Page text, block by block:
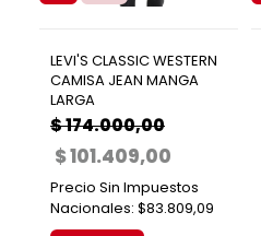
LEVI'S CLASSIC WESTERN
CAMISA JEAN MANGA
LARGA
$ 174.000,00
$ 101.409,00
Precio Sin Impuestos
Nacionales: $83.809,09